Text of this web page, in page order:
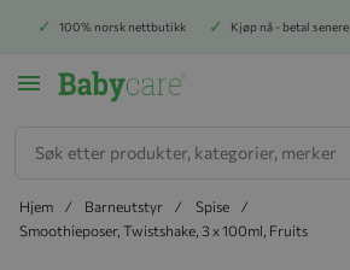
100% norsk nettbutikk Kjøp nå - betal senere
Hjem Barneutstyr
Spise
Smoothieposer, Twistshake, 3 x 100ml, Fruits